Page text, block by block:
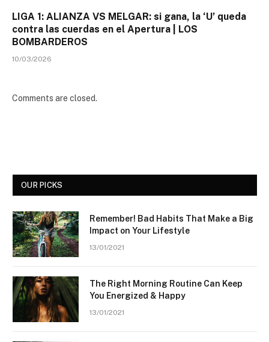
LIGA 1: ALIANZA VS MELGAR: si gana, la ‘U’ queda
contra las cuerdas en el Apertura | LOS
BOMBARDEROS
10/03/2026
Comments are closed.
OUR PICKS
Remember! Bad Habits That Make a Big
Impact on Your Lifestyle
13/01/2021
The Right Morning Routine Can Keep
You Energized & Happy
13/01/2021